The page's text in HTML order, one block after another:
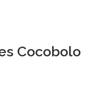
Cocobolo